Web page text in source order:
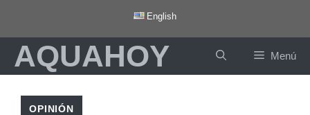
contenido
English
AQUAHOY Menú
OPINIÓN